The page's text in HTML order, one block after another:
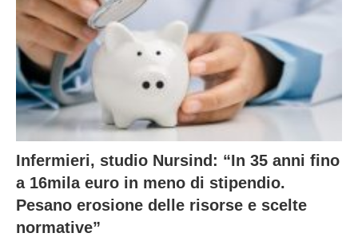
Infermieri, studio Nursind: “In 35 anni fino
a 16mila euro in meno di stipendio.
Pesano erosione delle risorse e scelte
normative”